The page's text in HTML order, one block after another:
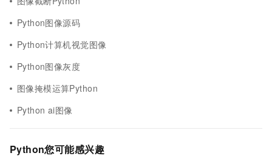
Python图像源码
Python计算机视觉图像
Python图像灰度
图像掩模运算Python
Python ai图像
Python您可能感兴趣